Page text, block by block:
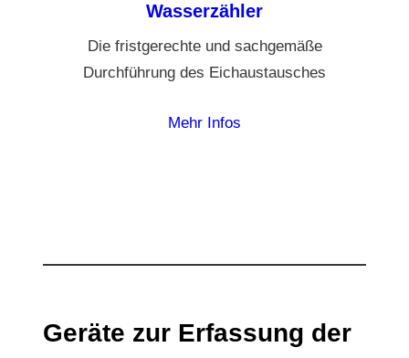
Wasserzähler
Die fristgerechte und sachgemäße
Durchführung des Eichaustausches
Mehr Infos
Geräte zur Erfassung der